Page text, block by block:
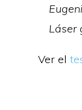
Láser
Ver el